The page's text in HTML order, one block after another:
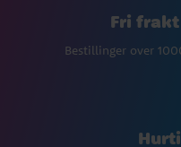
Fri
Bestillinger over